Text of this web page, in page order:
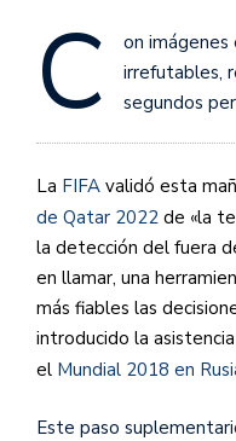
C
on
irrefutables,
segundos
La FIFA validó esta
de Qatar 2022 de «la
la detección del fuera
en llamar, una
más fiables las
introducido la
el Mundial 2018 en
Este paso